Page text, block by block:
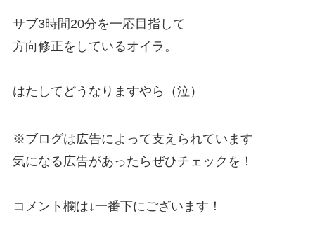
サブ3時間20分を一応目指して
方向修正をしているオイラ。
はたしてどうなりますやら（泣）
※ブログは広告によって支えられています
気になる広告があったらぜひチェックを！
コメント欄は↓一番下にございます！